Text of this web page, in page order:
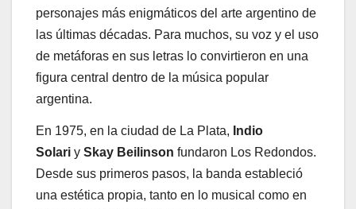
personajes más enigmáticos del arte argentino de
las últimas décadas. Para muchos, su voz y el uso
de metáforas en sus letras lo convirtieron en una
figura central dentro de la música popular
argentina.
En 1975, en la ciudad de La Plata, Indio
Solari y Skay Beilinson fundaron Los Redondos.
Desde sus primeros pasos, la banda estableció
una estética propia, tanto en lo musical como en